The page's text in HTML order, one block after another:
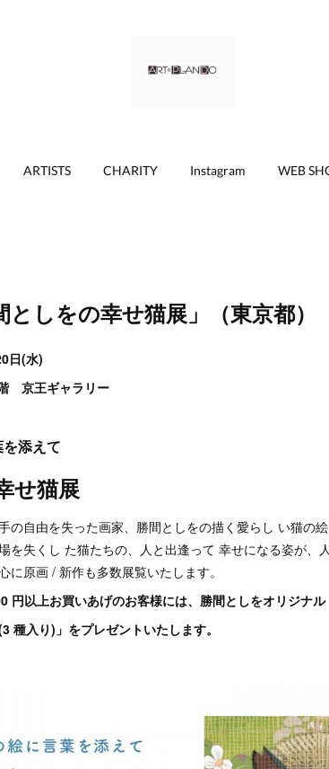
ARTISTS CHARITY Instagram WEB
しをの幸せ猫展」（東京都）
日(水)
京王ギャラリー
添えて
せ猫展
の自由を失った画家、勝間としをの描く愛らし い猫の
を失くし た猫たちの、人と出逢って 幸せになる姿が、
に原画 / 新作も多数展覧いたします。
円以上お買いあげのお客様には、勝間としをオリジナル
種入り)」をプレゼントいたします。